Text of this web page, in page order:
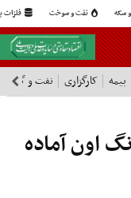
سکه نفت و سوخت فلزات
بیمه کارگزاری نفت و گاز
اون آماده